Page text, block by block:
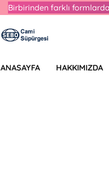
Birbirinden farklı
ANASAYFA HAKKIMIZDA